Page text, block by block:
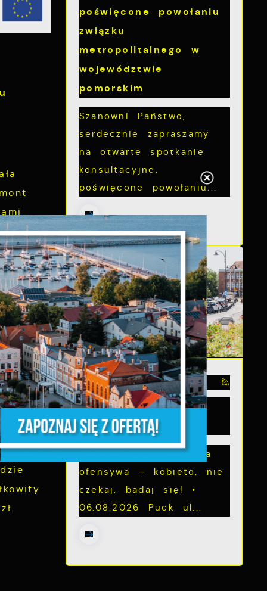
przy
koszt
poświęcone powołaniu
związku
metropolitalnego w
województwie
pomorskim
Szanowni Państwo,
serdecznie zapraszamy
na otwarte spotkanie
konsultacyjne,
poświęcone powołaniu...
03 - 08 - 2026
Mammografia Puck
6.08.2026
Letnia mammograficzna
ofensywa – kobieto, nie
czekaj, badaj się! •
06.08.2026 Puck ul...